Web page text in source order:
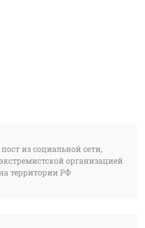
из социальной сети,
организацией
территории РФ